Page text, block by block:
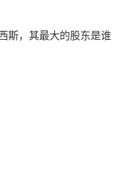
斯，其最大的股东是谁